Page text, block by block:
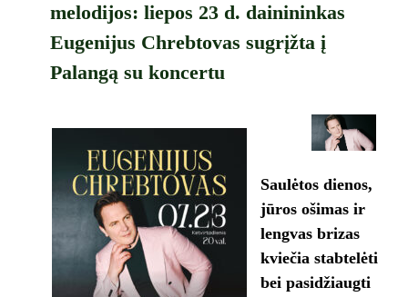
melodijos: liepos 23 d. dainininkas
Eugenijus Chrebtovas sugrįžta į
Palangą su koncertu
Saulėtos dienos,
jūros ošimas ir
lengvas brizas
kviečia stabtelėti
bei pasidžiaugti